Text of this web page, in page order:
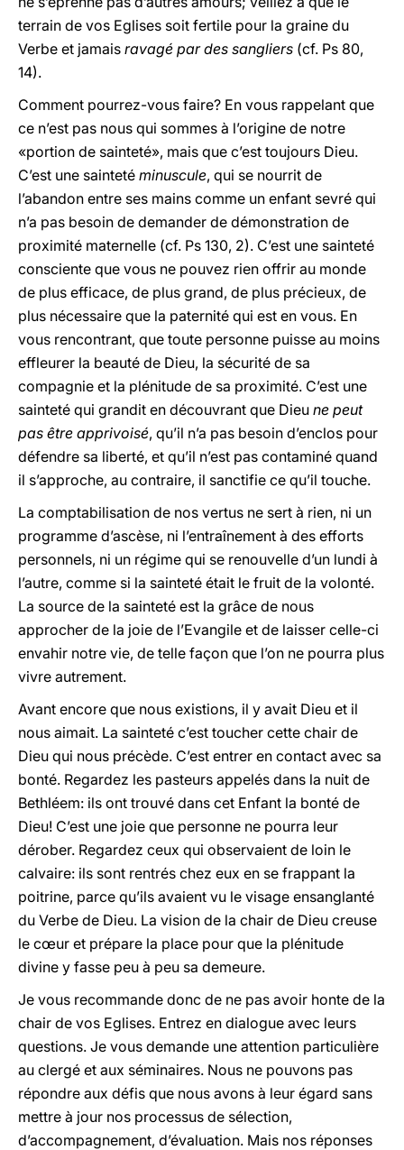
terrain de vos Eglises soit fertile pour la graine du
Verbe et jamais ravagé par des sangliers (cf. Ps 80,
14).
Comment pourrez-vous faire? En vous rappelant que
ce n’est pas nous qui sommes à l’origine de notre
«portion de sainteté», mais que c’est toujours Dieu.
C’est une sainteté minuscule, qui se nourrit de
l’abandon entre ses mains comme un enfant sevré qui
n’a pas besoin de demander de démonstration de
proximité maternelle (cf. Ps 130, 2). C’est une sainteté
consciente que vous ne pouvez rien offrir au monde
de plus efficace, de plus grand, de plus précieux, de
plus nécessaire que la paternité qui est en vous. En
vous rencontrant, que toute personne puisse au moins
effleurer la beauté de Dieu, la sécurité de sa
compagnie et la plénitude de sa proximité. C’est une
sainteté qui grandit en découvrant que Dieu ne peut
pas être apprivoisé, qu’il n’a pas besoin d’enclos pour
défendre sa liberté, et qu’il n’est pas contaminé quand
il s’approche, au contraire, il sanctifie ce qu’il touche.
La comptabilisation de nos vertus ne sert à rien, ni un
programme d’ascèse, ni l’entraînement à des efforts
personnels, ni un régime qui se renouvelle d’un lundi à
l’autre, comme si la sainteté était le fruit de la volonté.
La source de la sainteté est la grâce de nous
approcher de la joie de l’Evangile et de laisser celle-ci
envahir notre vie, de telle façon que l’on ne pourra plus
vivre autrement.
Avant encore que nous existions, il y avait Dieu et il
nous aimait. La sainteté c’est toucher cette chair de
Dieu qui nous précède. C’est entrer en contact avec sa
bonté. Regardez les pasteurs appelés dans la nuit de
Bethléem: ils ont trouvé dans cet Enfant la bonté de
Dieu! C’est une joie que personne ne pourra leur
dérober. Regardez ceux qui observaient de loin le
calvaire: ils sont rentrés chez eux en se frappant la
poitrine, parce qu’ils avaient vu le visage ensanglanté
du Verbe de Dieu. La vision de la chair de Dieu creuse
le cœur et prépare la place pour que la plénitude
divine y fasse peu à peu sa demeure.
Je vous recommande donc de ne pas avoir honte de la
chair de vos Eglises. Entrez en dialogue avec leurs
questions. Je vous demande une attention particulière
au clergé et aux séminaires. Nous ne pouvons pas
répondre aux défis que nous avons à leur égard sans
mettre à jour nos processus de sélection,
d’accompagnement, d’évaluation. Mais nos réponses